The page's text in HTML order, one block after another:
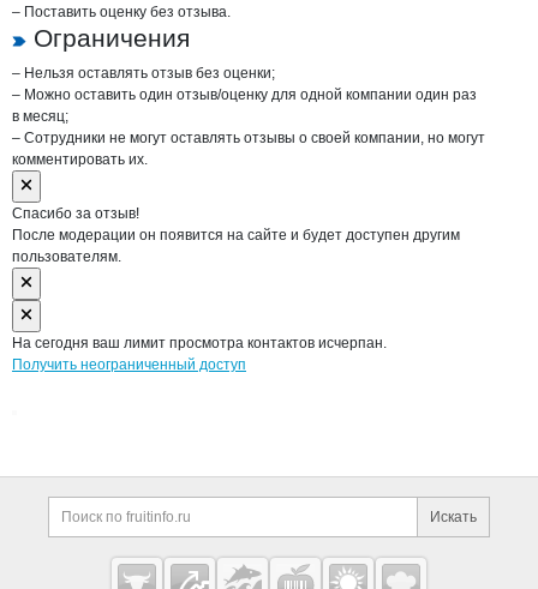
– Поставить оценку без отзыва.
Ограничения
– Нельзя оставлять отзыв без оценки;
– Можно оставить один отзыв/оценку для одной компании один раз
в месяц;
– Сотрудники не могут оставлять отзывы о своей компании, но могут
комментировать их.
Спасибо за отзыв!
После модерации он появится на сайте и будет доступен другим
пользователям.
На сегодня ваш лимит просмотра контактов исчерпан.
Получить неограниченный доступ
Дополнительная информация
Поиск по сайту и
Искать
Cсылки на полезные проекты